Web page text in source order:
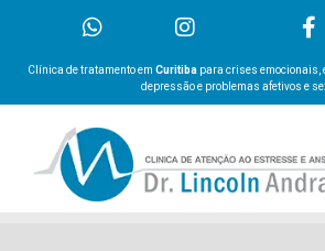
Clínica de tratamento em Curitiba para crises emocionais,
depressão e problemas afetivos e